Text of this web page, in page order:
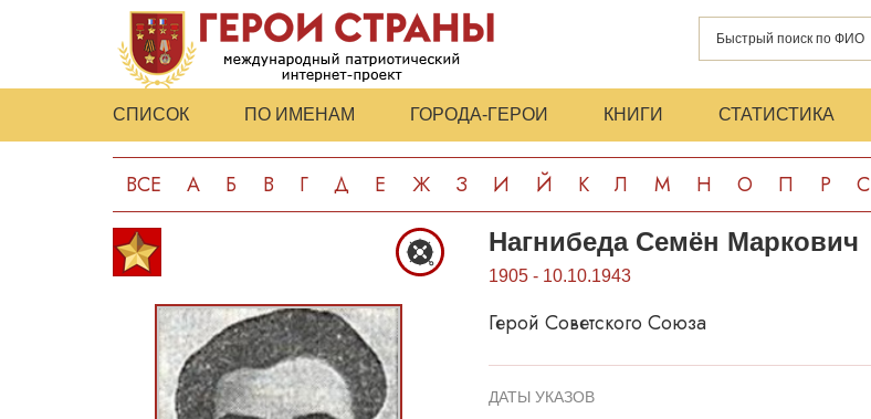
СПИСОК ПО ИМЕНАМ ГОРОДА-ГЕРОИ КНИГИ СТАТИСТИКА
ВСЕ А Б В Г Д Е Ж З И Й К Л М Н О П Р С
Нагнибеда Семён Маркович
1905 - 10.10.1943
Герой Советского Союза
ДАТЫ УКАЗОВ